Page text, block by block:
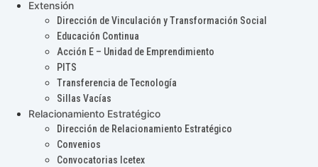
Extensión
Dirección de Vinculación y Transformación Social
Educación Continua
Acción E – Unidad de Emprendimiento
PITS
Transferencia de Tecnología
Sillas Vacías
Relacionamiento Estratégico
Dirección de Relacionamiento Estratégico
Convenios
Convocatorias Icetex